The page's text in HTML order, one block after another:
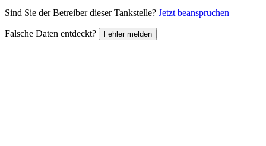
Sind Sie der Betreiber dieser Tankstelle? Jetzt beanspruchen
Falsche Daten entdeckt? Fehler melden